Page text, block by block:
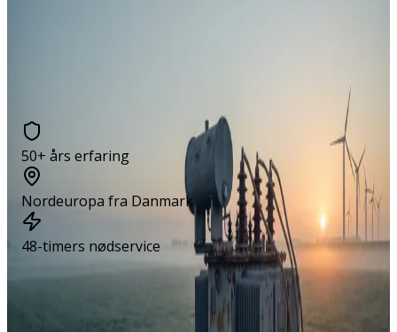
50+ års erfaring
Nordeuropa fra Danmark
48-timers nødservice